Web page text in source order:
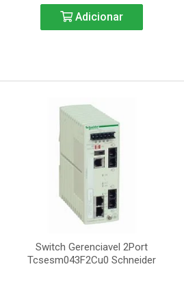
Adicionar
Switch Gerenciavel 2Port
Tcsesm043F2Cu0 Schneider